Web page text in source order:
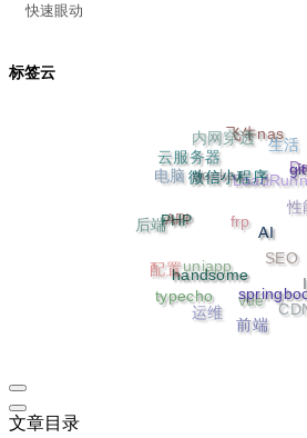
快速眼动
标签云
typecho
handsome
PHP
后端
配置
运维
前端
springboot
AI
微信小程序
云服务器
电脑
API
uniapp
vue
git
飞牛nas
内网穿透
docker
生活
文章目录